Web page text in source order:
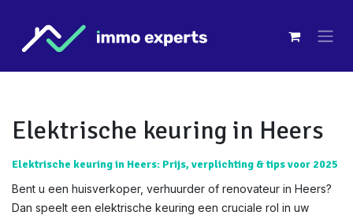
Elektrische keuring in Heers
Elektrische keuring in Heers: Prijs, verplichting & tips voor 2025
Bent u een huisverkoper, verhuurder of renovateur in Heers?
Dan speelt een elektrische keuring een cruciale rol in uw